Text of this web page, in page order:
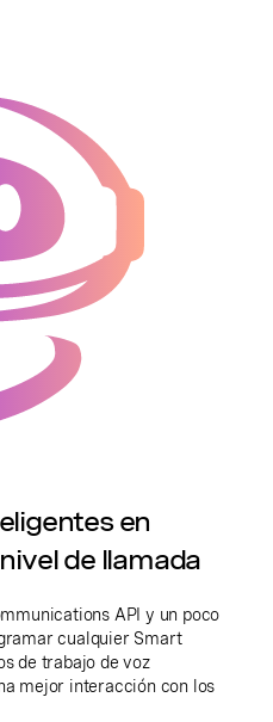
en
de llamada
API y un poco
cualquier Smart
de trabajo de voz
mejor interacción con los